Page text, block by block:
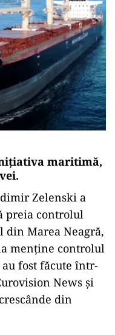
maritimă,
Zelenski a
preia controlul
din Marea Neagră,
menține controlul
fost făcute într-
News și
din